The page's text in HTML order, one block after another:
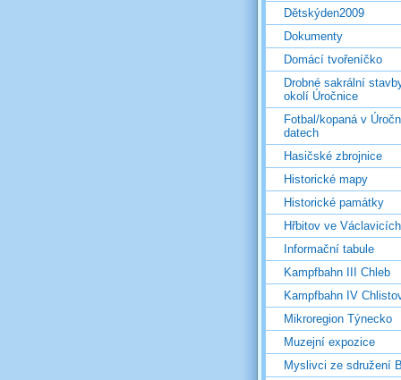
Dětskýden2009
Dokumenty
Domácí tvořeníčko
Drobné sakrální
okolí Úročnice
Fotbal/kopaná v
datech
Hasičské zbrojnice
Historické mapy
Historické památky
Hřbitov ve Václavicích
Informační tabule
Kampfbahn III Chleb
Kampfbahn IV
Mikroregion Týnecko
Muzejní expozice
Myslivci ze sdružení